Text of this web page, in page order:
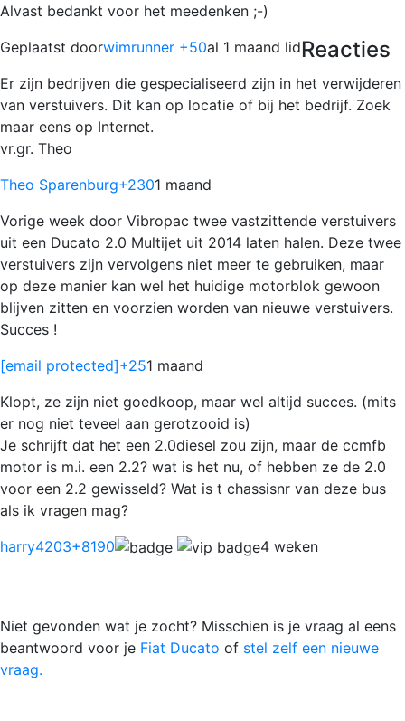
Alvast bedankt voor het meedenken ;-)
Geplaatst doorwimrunner +50al 1 maand lidReacties
Er zijn bedrijven die gespecialiseerd zijn in het verwijderen
van verstuivers. Dit kan op locatie of bij het bedrijf. Zoek
maar eens op Internet.
vr.gr. Theo
Theo Sparenburg+2301 maand
Vorige week door Vibropac twee vastzittende verstuivers
uit een Ducato 2.0 Multijet uit 2014 laten halen. Deze twee
verstuivers zijn vervolgens niet meer te gebruiken, maar
op deze manier kan wel het huidige motorblok gewoon
blijven zitten en voorzien worden van nieuwe verstuivers.
Succes !
[email protected]+251 maand
Klopt, ze zijn niet goedkoop, maar wel altijd succes. (mits
er nog niet teveel aan gerotzooid is)
Je schrijft dat het een 2.0diesel zou zijn, maar de ccmfb
motor is m.i. een 2.2? wat is het nu, of hebben ze de 2.0
voor een 2.2 gewisseld? Wat is t chassisnr van deze bus
als ik vragen mag?
harry4203+8190 4 weken
Niet gevonden wat je zocht? Misschien is je vraag al eens
beantwoord voor je Fiat Ducato of stel zelf een nieuwe
vraag.